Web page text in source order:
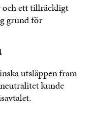
och ett tillräckligt
grund för
utsläppen fram
kunde